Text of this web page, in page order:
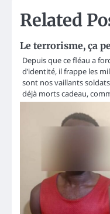
Related
Le terrorisme, ça
Depuis que ce fléau a
d’identité, il frappe les
sont nos vaillants
déjà morts cadeau,